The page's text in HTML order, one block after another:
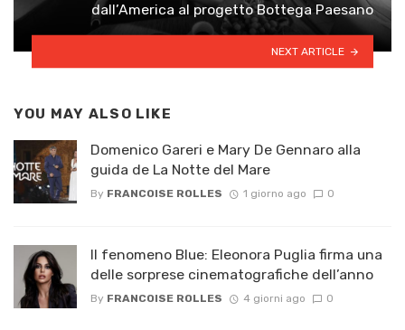
dall’America al progetto Bottega Paesano
NEXT ARTICLE
YOU MAY ALSO LIKE
Domenico Gareri e Mary De Gennaro alla
guida de La Notte del Mare
By FRANCOISE ROLLES 1 giorno ago 0
Il fenomeno Blue: Eleonora Puglia firma una
delle sorprese cinematografiche dell’anno
By FRANCOISE ROLLES 4 giorni ago 0